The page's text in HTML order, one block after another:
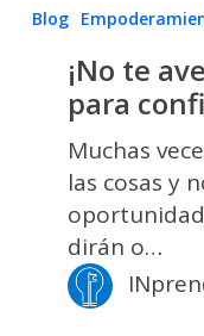
¡No
avergüences!
Pasos
para
confiar
Blog
¡No te
para
Muchas
las cosas y
dirán o…